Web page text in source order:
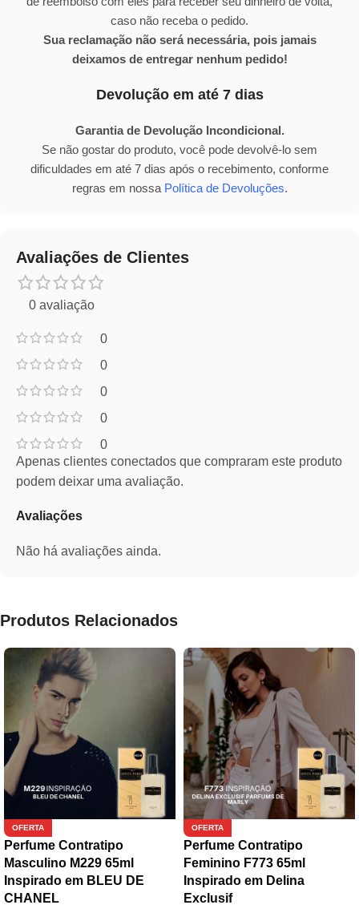
caso não receba o pedido.
Sua reclamação não será necessária, pois jamais
deixamos de entregar nenhum pedido!
Devolução em até 7 dias
Garantia de Devolução Incondicional.
Se não gostar do produto, você pode devolvê-lo sem
dificuldades em até 7 dias após o recebimento, conforme
regras em nossa Política de Devoluções.
Avaliações de Clientes
0 avaliação
0
0
0
0
0
Avaliações
Não há avaliações ainda.
Apenas clientes conectados que compraram este produto
podem deixar uma avaliação.
Produtos Relacionados
OFERTA
Perfume Contratipo
Masculino M229 65ml
Inspirado em BLEU DE
CHANEL
OFERTA
Perfume Contratipo
Feminino F773 65ml
Inspirado em Delina
Exclusif